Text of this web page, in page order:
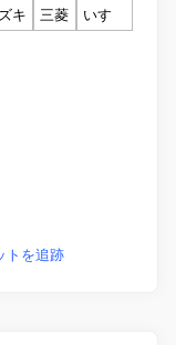
キ 三菱
いすゞ
トを追跡